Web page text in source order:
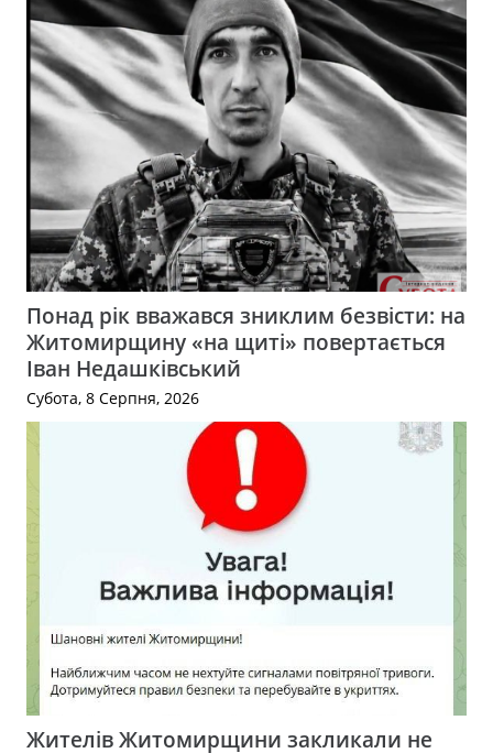
Понад рік вважався зниклим безвісти: на
Житомирщину «на щиті» повертається
Іван Недашківський
Субота, 8 Серпня, 2026
Жителів Житомирщини закликали не